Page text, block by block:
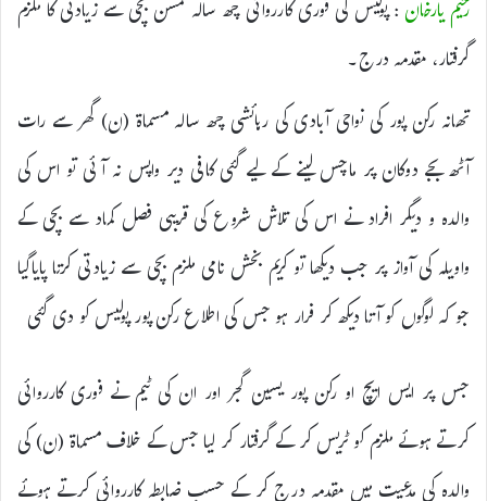
رحیم یارخان: پولیس کی فوری کارروائی چھ سالہ کمسن بچی سے زیادتی کا ملزم
گرفتار، مقدمہ درج۔
تھانہ رکن پور کی نواحی آبادی کی رہائشی چھ سالہ مسماۃ (ن) گھر سے رات
آٹھ بجے دوکان پر ماچس لینے کے لیے گئی کافی دیر واپس نہ آئی تو اس کی
والدہ و دیگر افراد نے اس کی تلاش شروع کی قریبی فصل کماد سے بچی کے
واویلہ کی آواز پر جب دیکھا تو کریم بخش نامی ملزم بچی سے زیادتی کرتا پایاگیا
جو کہ لوگوں کو آتا دیکھ کر فرار ہو جس کی اطلاع رکن پور پولیس کو دی گئی
جس پر ایس ایچ او رکن پور یسین گجر اور ان کی ٹیم نے فوری کارروائی
کرتے ہوئے ملزم کو ٹریس کر کے گرفتار کر لیا جس کے خلاف مسماۃ (ن) کی